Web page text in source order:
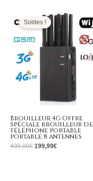
Soldes !
Brouilleur 4G Offre
spéciale brouilleur de
téléphone portable
portable 8 antennes
499,00€
prix
initial
était :
499,00€.
199,99€
prix
actuel
est :
199,99€.